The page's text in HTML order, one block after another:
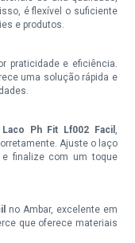
é flexível o suficiente
e produtos.
praticidade e eficiência.
uma solução rápida e
Laco Ph Fit Lf002 Facil
Ajuste o laço
finalize com um toque
no Ambar, excelente em
que oferece materiais